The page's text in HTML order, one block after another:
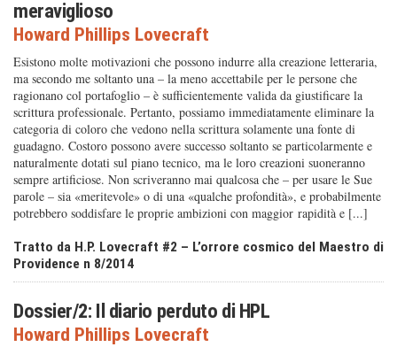
meraviglioso
Howard Phillips Lovecraft
Esistono molte motivazioni che possono indurre alla creazione letteraria,
ma secondo me soltanto una – la meno accettabile per le persone che
ragionano col portafoglio – è sufficientemente valida da giustificare la
scrittura professionale. Pertanto, possiamo immediatamente eliminare la
categoria di coloro che vedono nella scrittura solamente una fonte di
guadagno. Costoro possono avere successo soltanto se particolarmente e
naturalmente dotati sul piano tecnico, ma le loro creazioni suoneranno
sempre artificiose. Non scriveranno mai qualcosa che – per usare le Sue
parole – sia «meritevole» o di una «qualche profondità», e probabilmente
potrebbero soddisfare le proprie ambizioni con maggior rapidità e [...]
Tratto da H.P. Lovecraft #2 – L’orrore cosmico del Maestro di
Providence n 8/2014
Dossier/2: Il diario perduto di HPL
Howard Phillips Lovecraft